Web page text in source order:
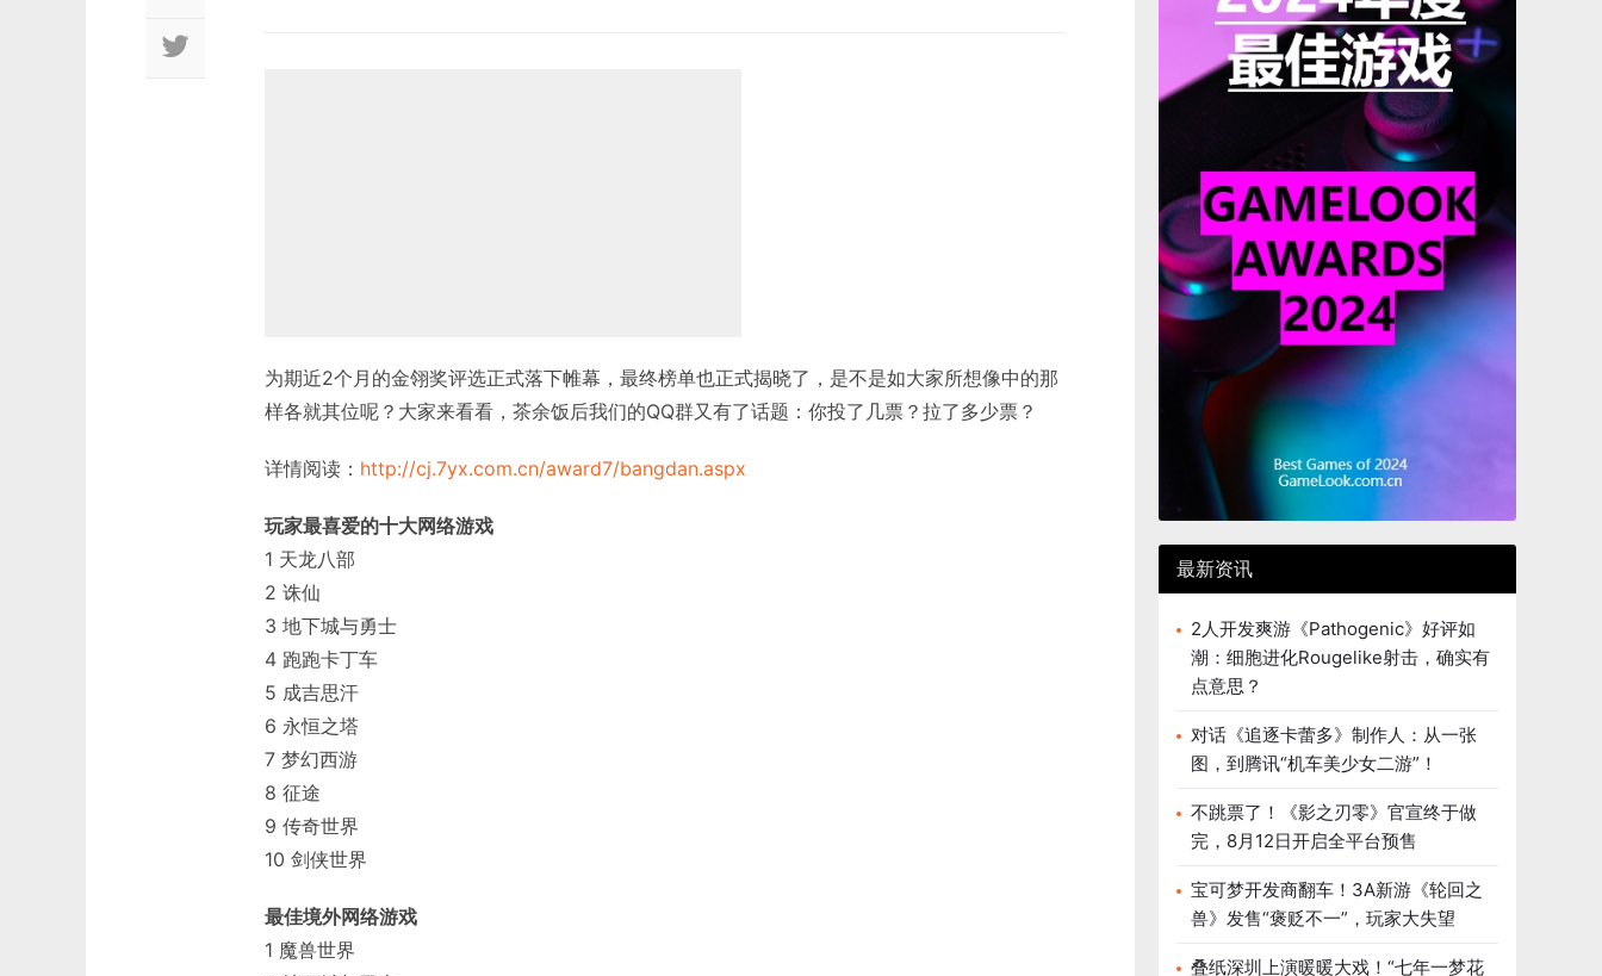
为期近2个月的金翎奖评选正式落下帷幕，最终榜单也正式揭晓了，是不是如大家所想像中的那
样各就其位呢？大家来看看，茶余饭后我们的QQ群又有了话题：你投了几票？拉了多少票？
详情阅读： http://cj.7yx.com.cn/award7/bangdan.aspx
玩家最喜爱的十大网络游戏
1 天龙八部
2 诛仙
3 地下城与勇士
4 跑跑卡丁车
5 成吉思汗
6 永恒之塔
7 梦幻西游
8 征途
9 传奇世界
10 剑侠世界
最佳境外网络游戏
1 魔兽世界
最新资讯
2人开发爽游《Pathogenic》好评如
潮：细胞进化Rougelike射击，确实有
点意思？
对话《追逐卡蕾多》制作人：从一张
图，到腾讯“机车美少女二游”！
不跳票了！《影之刃零》官宣终于做
完，8月12日开启全平台预售
宝可梦开发商翻车！3A新游《轮回之
兽》发售“褒贬不一”，玩家大失望
叠纸深圳上演暖暖大戏！“七年一梦花